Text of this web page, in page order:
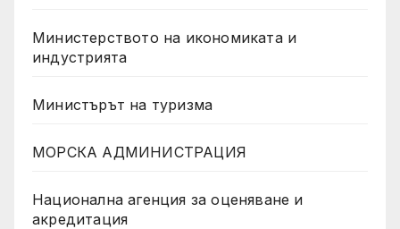
Министерството на икономиката и
индустрията
Министърът на туризма
МОРСКА АДМИНИСТРАЦИЯ
Национална агенция за оценяване и
акредитация